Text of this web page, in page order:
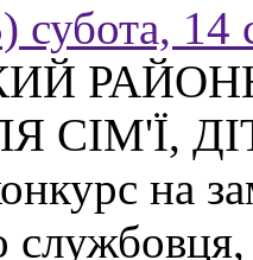
14
СІМ'Ї,
на